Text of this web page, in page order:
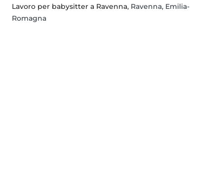
Lavoro per babysitter a Ravenna, Ravenna, Emilia-
Romagna